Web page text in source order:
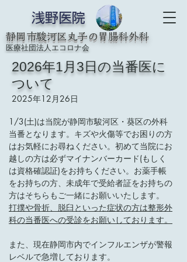
医療社団法人エコロナ会
静岡市駿河区丸子の胃腸科外科
浅野医院
2026年1月3日の当番医に
ついて
2025年12月26日
1/3(土)は当院が静岡市駿河区・葵区の外科
当番となります。キズや火傷等でお困りの方
はお気軽にお尋ねください。初めて当院にお
越しの方は必ずマイナンバーカード(もしく
は資格確認証)をお持ちください。お薬手帳
をお持ちの方、未成年で受給者証をお持ちの
方はそちらもご一緒にお願いいたします。
打撲や骨折、脱臼といった症状の方は整形外
科の当番医への受診をお願いしております。
また、現在静岡市内でインフルエンザが警報
レベルで急増しております。